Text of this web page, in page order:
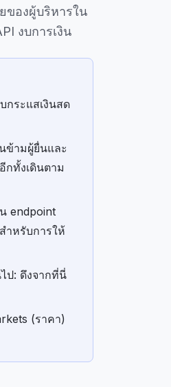
ของผู้บริหารใน
งบการเงิน
กระแสเงินสด
ข้ามผู้ยื่นและ
กทั้งเดินตาม
endpoint
ำหรับการให้
ป: ดึงจากที่นี่
(ราคา)